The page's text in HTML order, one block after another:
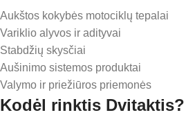
Aukštos kokybės motociklų tepalai
Variklio alyvos ir adityvai
Stabdžių skysčiai
Aušinimo sistemos produktai
Valymo ir priežiūros priemonės
Kodėl rinktis Dvitaktis?